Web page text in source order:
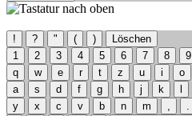
! ? " ( )
Löschen
1
2 3 4 5 6 7 8 9
q
w e r t z u i o
a
s d f g h j k
y
x c v b n m , .